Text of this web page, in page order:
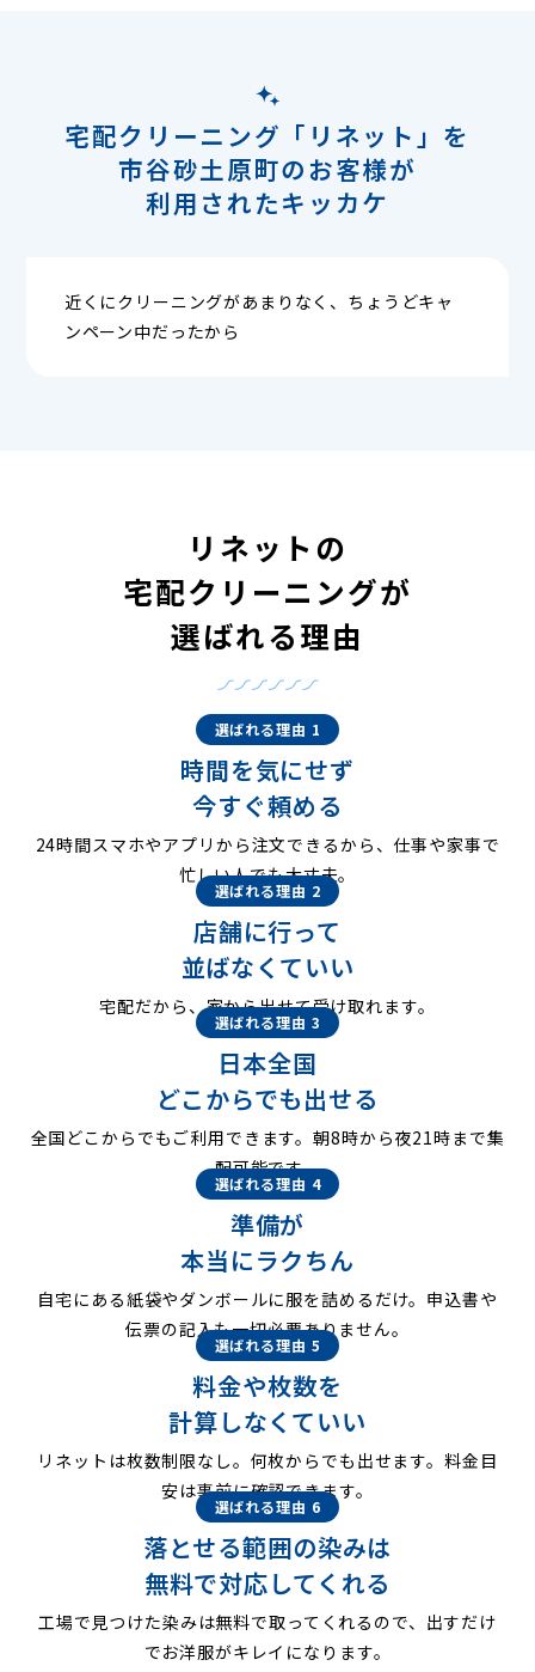
宅配クリーニング「リネット」を
市谷砂土原町のお客様が
利用されたキッカケ
近くにクリーニングがあまりなく、ちょうどキャ
ンペーン中だったから
リネットの
宅配クリーニングが
選ばれる理由
選ばれる理由 1
時間を気にせず
今すぐ頼める
24時間スマホやアプリから注文できるから、仕事や家事で
忙しい人でも大丈夫。
選ばれる理由 2
店舗に行って
並ばなくていい
宅配だから、家から出せて受け取れます。
選ばれる理由 3
日本全国
どこからでも出せる
全国どこからでもご利用できます。朝8時から夜21時まで集
配可能です。
選ばれる理由 4
準備が
本当にラクちん
自宅にある紙袋やダンボールに服を詰めるだけ。申込書や
伝票の記入も一切必要ありません。
選ばれる理由 5
料金や枚数を
計算しなくていい
リネットは枚数制限なし。何枚からでも出せます。料金目
安は事前に確認できます。
選ばれる理由 6
落とせる範囲の染みは
無料で対応してくれる
工場で見つけた染みは無料で取ってくれるので、出すだけ
でお洋服がキレイになります。